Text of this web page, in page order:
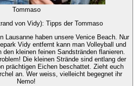
Tommaso
von Vidy): Tipps der Tommaso
Lausanne haben unsere Venice Beach. Nur
Vidy entfernt kann man Volleyball und
den kleinen feinen Sandstränden flanieren.
Die kleinen Strände sind entlang der
prächtigen Eichen beschattet. Zieht euch
an. Wer weiss, vielleicht begegnet ihr
Nemo!